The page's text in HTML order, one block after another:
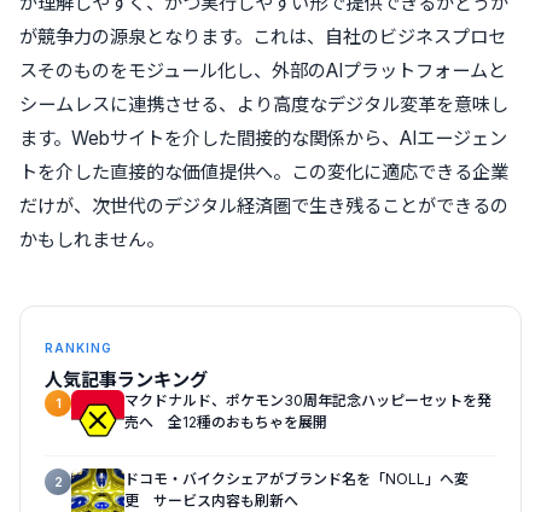
が競争力の源泉となります。これは、自社のビジネスプロセ
スそのものをモジュール化し、外部のAIプラットフォームと
シームレスに連携させる、より高度なデジタル変革を意味し
ます。Webサイトを介した間接的な関係から、AIエージェン
トを介した直接的な価値提供へ。この変化に適応できる企業
だけが、次世代のデジタル経済圏で生き残ることができるの
かもしれません。
RANKING
人気記事ランキング
1
マクドナルド、ポケモン30周年記念ハッピーセットを発
売へ 全12種のおもちゃを展開
2
ドコモ・バイクシェアがブランド名を「NOLL」へ変
更 サービス内容も刷新へ